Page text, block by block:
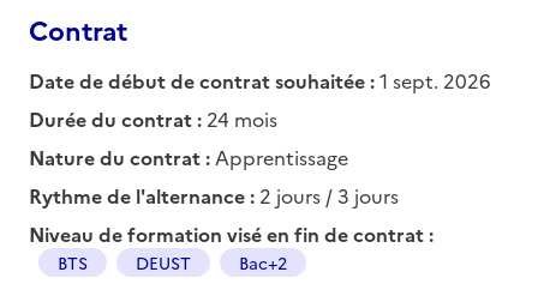
Contrat
Date de début de contrat souhaitée :1 sept. 2026
Durée du contrat : 24 mois
Nature du contrat : Apprentissage
Rythme de l'alternance : 2 jours / 3 jours
Niveau de formation visé en fin de contrat :
BTS DEUST Bac+2